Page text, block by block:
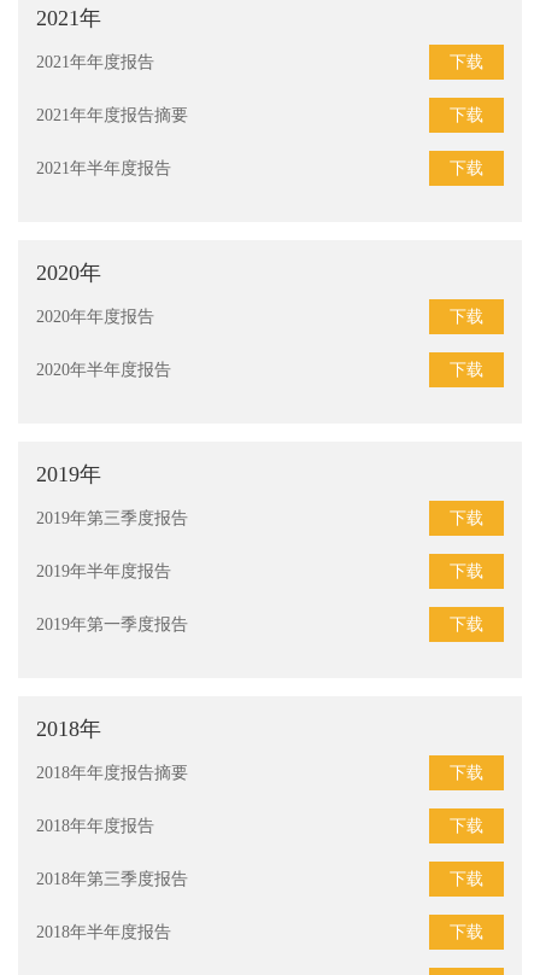
2021年
2021年年度报告 下载
2021年年度报告摘要 下载
2021年半年度报告 下载
2020年
2020年年度报告 下载
2020年半年度报告 下载
2019年
2019年第三季度报告 下载
2019年半年度报告 下载
2019年第一季度报告 下载
2018年
2018年年度报告摘要 下载
2018年年度报告 下载
2018年第三季度报告 下载
2018年半年度报告 下载